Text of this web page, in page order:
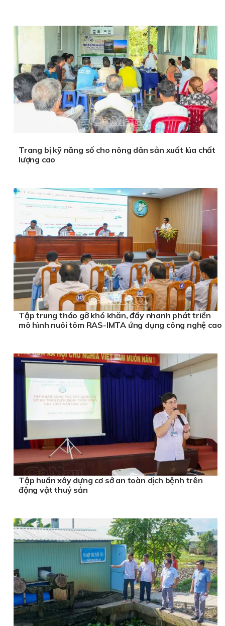
Trang bị kỹ năng số cho nông dân sản xuất lúa chất
lượng cao
Tập trung tháo gỡ khó khăn, đẩy nhanh phát triển
mô hình nuôi tôm RAS-IMTA ứng dụng công nghệ cao
Tập huấn xây dựng cơ sở an toàn dịch bệnh trên
động vật thuỷ sản